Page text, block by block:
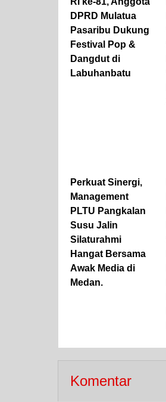
DPRD Mulatua
Pasaribu Dukung
Festival Pop &
Dangdut di
Labuhanbatu
Perkuat Sinergi,
Management
PLTU Pangkalan
Susu Jalin
Silaturahmi
Hangat Bersama
Awak Media di
Medan.
Komentar